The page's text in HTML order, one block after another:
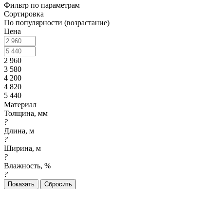
Фильтр по параметрам
Сортировка
По популярности (возрастание)
Цена
2 960
3 580
4 200
4 820
5 440
Материал
Толщина, мм
?
Длина, м
?
Ширина, м
?
Влажность, %
?
Сбросить